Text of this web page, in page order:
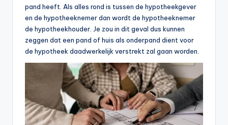
pand heeft. Als alles rond is tussen de hypotheekgever
en de hypotheeknemer dan wordt de hypotheeknemer
de hypotheekhouder. Je zou in dit geval dus kunnen
zeggen dat een pand of huis als onderpand dient voor
de hypotheek daadwerkelijk verstrekt zal gaan worden.